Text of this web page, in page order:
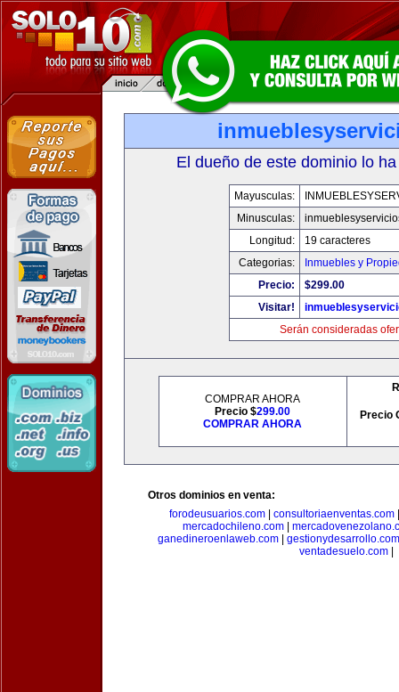
El dueño de este dominio lo
Mayusculas:
Minusculas:
Longitud:
19 caracteres
Categorias:
Inmuebles y
Precio:
$299.00
Visitar!
Serán consideradas
COMPRAR AHORA
Precio $299.00
COMPRAR AHORA
Precio
Otros dominios en venta:
forodeusuarios.com
consultoriaenventas.com
mercadochileno.com
ganedineroenlaweb.com
gestionydesarrollo.com
ventadesuelo.com